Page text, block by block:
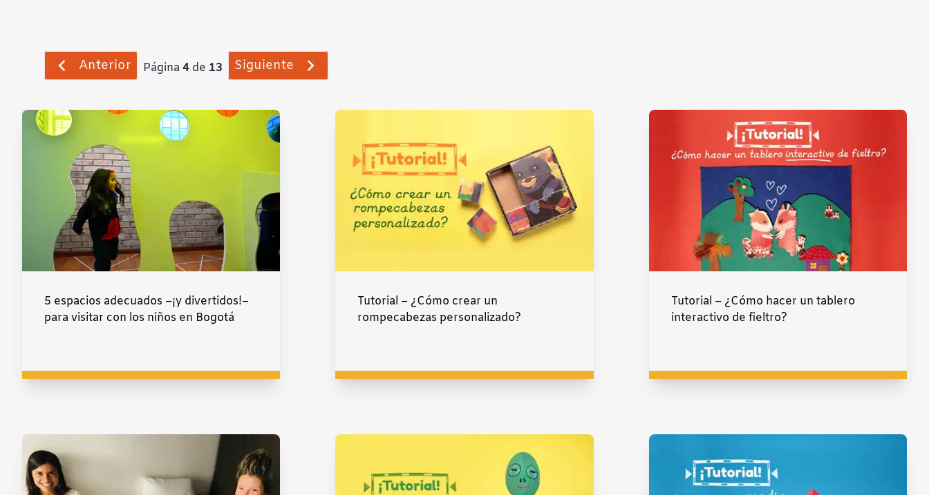
Anterior Página4 de 13 Siguiente
5 espacios adecuados –¡y divertidos!–
para visitar con los niños en Bogotá
Tutorial – ¿Cómo crear un
rompecabezas personalizado?
Tutorial – ¿Cómo hacer un tablero
interactivo de fieltro?